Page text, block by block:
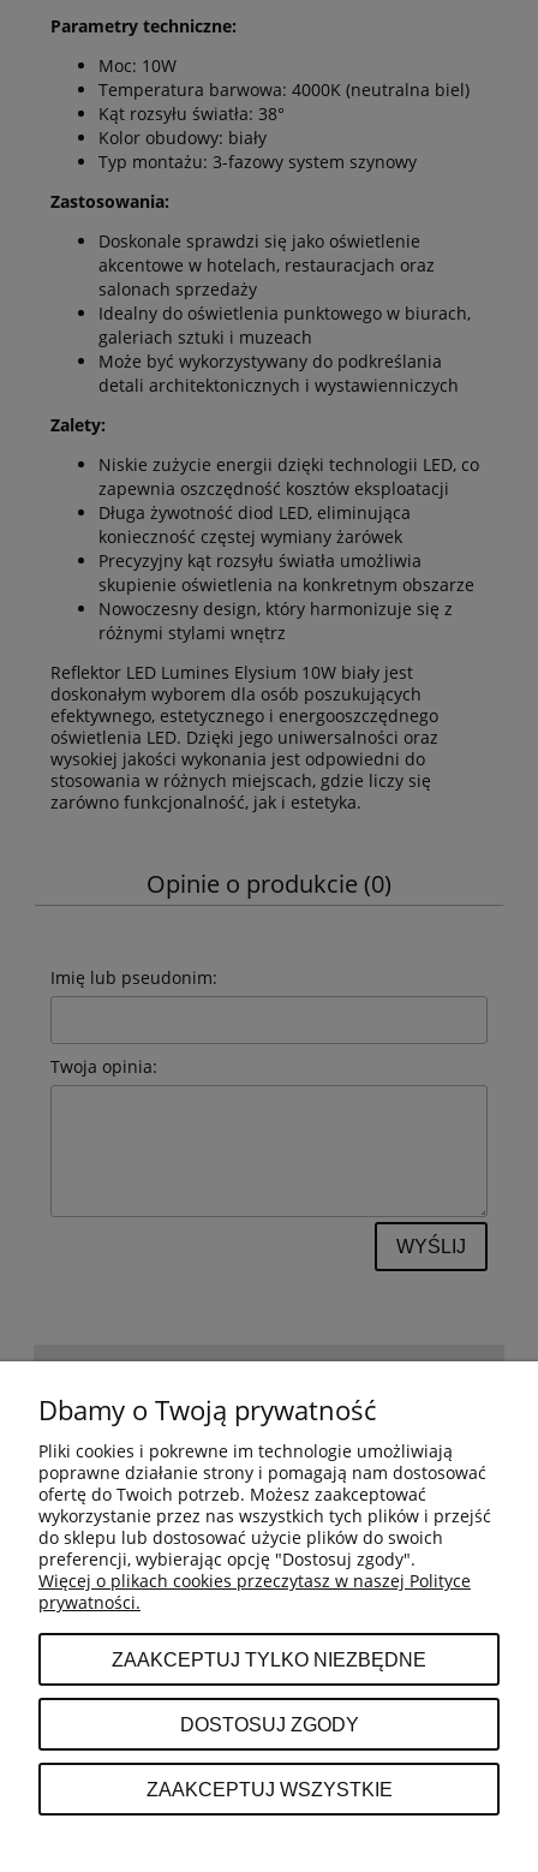
Parametry techniczne:
Moc: 10W
Temperatura barwowa: 4000K (neutralna biel)
Kąt rozsyłu światła: 38°
Kolor obudowy: biały
Typ montażu: 3-fazowy system szynowy
Zastosowania:
Doskonale sprawdzi się jako oświetlenie
akcentowe w hotelach, restauracjach oraz
salonach sprzedaży
Idealny do oświetlenia punktowego w biurach,
galeriach sztuki i muzeach
Może być wykorzystywany do podkreślania
detali architektonicznych i wystawienniczych
Zalety:
Niskie zużycie energii dzięki technologii LED, co
zapewnia oszczędność kosztów eksploatacji
Długa żywotność diod LED, eliminująca
konieczność częstej wymiany żarówek
Precyzyjny kąt rozsyłu światła umożliwia
skupienie oświetlenia na konkretnym obszarze
Nowoczesny design, który harmonizuje się z
różnymi stylami wnętrz
Reflektor LED Lumines Elysium 10W biały jest
doskonałym wyborem dla osób poszukujących
efektywnego, estetycznego i energooszczędnego
oświetlenia LED. Dzięki jego uniwersalności oraz
wysokiej jakości wykonania jest odpowiedni do
stosowania w różnych miejscach, gdzie liczy się
zarówno funkcjonalność, jak i estetyka.
Opinie o produkcie (0)
Imię lub pseudonim:
Twoja opinia:
WYŚLIJ
BESTSELLERY
MOJE KONTO
INFORMACJE
O NAS
Dbamy o Twoją prywatność
Pliki cookies i pokrewne im technologie umożliwiają
poprawne działanie strony i pomagają nam dostosować
ofertę do Twoich potrzeb. Możesz zaakceptować
wykorzystanie przez nas wszystkich tych plików i przejść
do sklepu lub dostosować użycie plików do swoich
preferencji, wybierając opcję "Dostosuj zgody".
Więcej o plikach cookies przeczytasz w naszej Polityce
prywatności.
ZAAKCEPTUJ TYLKO NIEZBĘDNE
DOSTOSUJ ZGODY
ZAAKCEPTUJ WSZYSTKIE